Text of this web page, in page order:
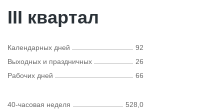
III квартал
Календарных дней
92
Выходных и праздничных
26
Рабочих дней
66
40-часовая неделя 528,0